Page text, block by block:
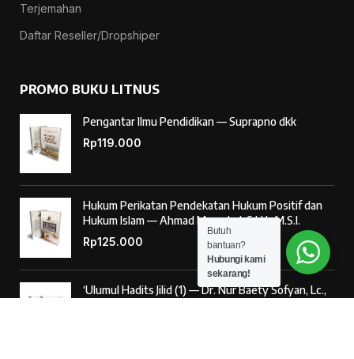
Terjemahan
Daftar Reseller/Dropshiper
PROMO BUKU LITNUS
Pengantar Ilmu Pendidikan — Suprapno dkk
Rp119.000
Hukum Perikatan Pendekatan Hukum Positif dan
Hukum Islam — Ahmad Musadad, S.H.I., M.S.I.
Rp125.000
‘Ulumul Hadits Jilid (1) — Dr. Nur Baety Sofyan, Lc.,
Butuh
bantuan?
Hubungi kami
sekarang!